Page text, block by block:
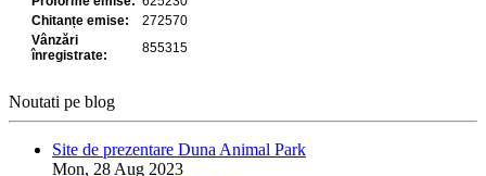
Noutati pe blog
Site de prezentare Duna Animal Park
Mon, 28 Aug 2023